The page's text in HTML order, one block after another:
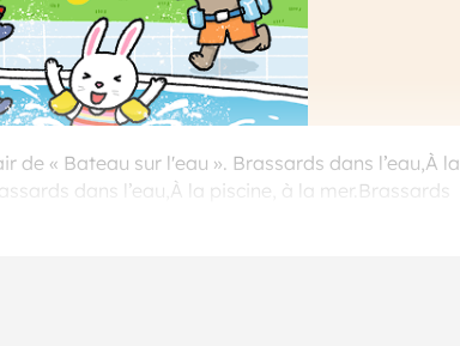
de « Bateau sur l'eau ». Brassards dans l’eau,À la
dans l’eau,À la piscine, à la mer.Brassards